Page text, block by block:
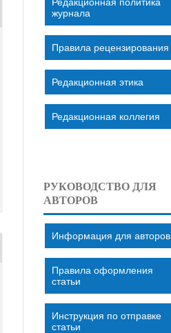
журнала
Правила рецензирования
Редакционная этика
Редакционная коллегия
РУКОВОДСТВО ДЛЯ
АВТОРОВ
Информация для авторов
Правила оформления
статьи
Инструкция по отправке
статьи